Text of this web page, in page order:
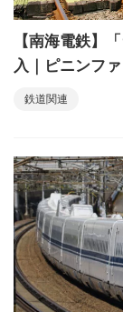
【南海電鉄】
入｜ピニンフ
鉄道関連